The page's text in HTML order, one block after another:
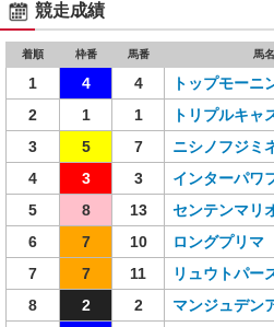
競走成績
着順 枠番 馬番 馬名
1 4 4 トップモーニ
2
1 1 トリプルキャ
3
5 7 ニシノフジミ
4
3 3 インターパワ
5
8 13 センテンマリ
6
7 10 ロングプリマ
7
7 11 リュウトパー
8
2 2 マンジュデン